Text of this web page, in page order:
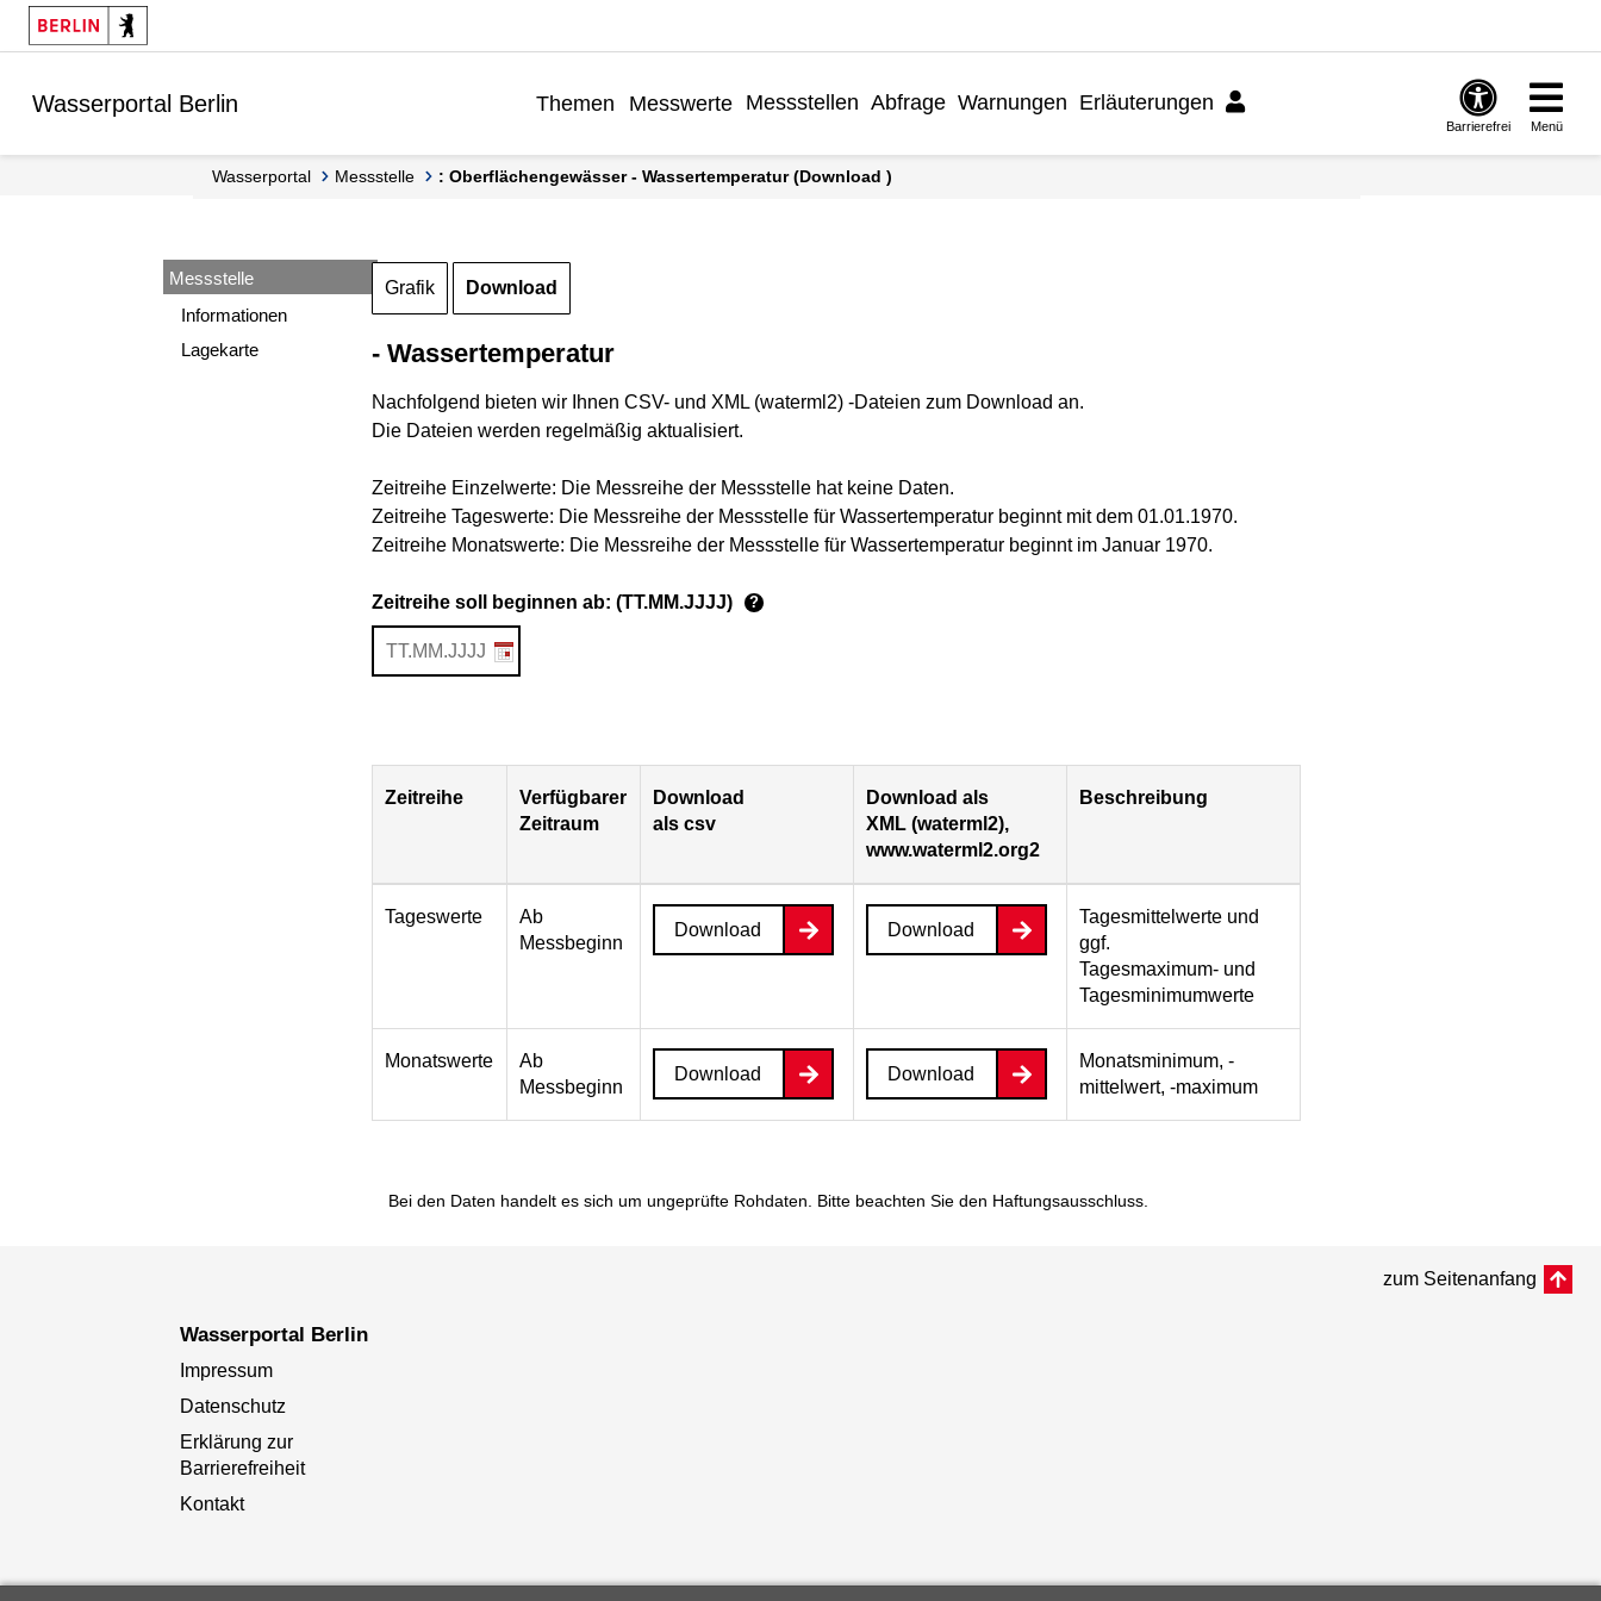
Springe zur Navigation
Springe zum Inhalt
Wasserportal Berlin Themen Messwerte Messstellen Abfrage Warnungen Erläuterungen
Barrierefrei Menü
Wasserportal Messstelle : Oberflächengewässer - Wassertemperatur (Download )
Messstelle
Informationen
Lagekarte
Grafik Download
- Wassertemperatur
Nachfolgend bieten wir Ihnen CSV- und XML (waterml2) -Dateien zum Download an.
Die Dateien werden regelmäßig aktualisiert.
Zeitreihe Einzelwerte: Die Messreihe der Messstelle hat keine Daten.
Zeitreihe Tageswerte: Die Messreihe der Messstelle für Wassertemperatur beginnt mit dem 01.01.1970.
Zeitreihe Monatswerte: Die Messreihe der Messstelle für Wassertemperatur beginnt im Januar 1970.
Zeitreihe soll beginnen ab: (TT.MM.JJJJ) ?
Zeitreihe
Verfügbarer
Zeitraum
Download
als csv
Download als
XML (waterml2),
www.waterml2.org2
Beschreibung
Tageswerte
Ab
Messbeginn
Download Download
Tagesmittelwerte und
ggf.
Tagesmaximum- und
Tagesminimumwerte
Monatswerte
Ab
Messbeginn
Download Download
Monatsminimum, -
mittelwert, -maximum
Bei den Daten handelt es sich um ungeprüfte Rohdaten. Bitte beachten Sie den Haftungsausschluss.
zum Seitenanfang
Wasserportal Berlin
Impressum
Datenschutz
Erklärung zur
Barrierefreiheit
Kontakt